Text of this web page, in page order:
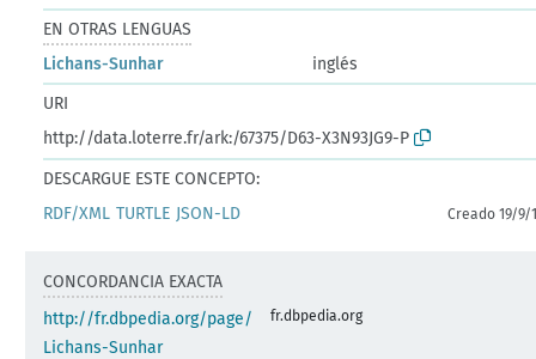
EN OTRAS LENGUAS
Lichans-Sunhar
inglés
URI
http://data.loterre.fr/ark:/67375/D63-X3N93JG9-P
DESCARGUE ESTE CONCEPTO:
RDF/XML TURTLE JSON-LD Creado 19/9/
CONCORDANCIA EXACTA
http://fr.dbpedia.org/page/
Lichans-Sunhar
fr.dbpedia.org